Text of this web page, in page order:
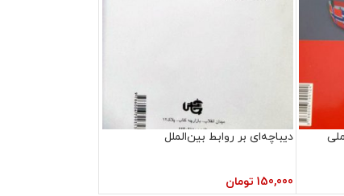
دیباچه‌ای بر روابط بین‌الملل
150,000 تومان